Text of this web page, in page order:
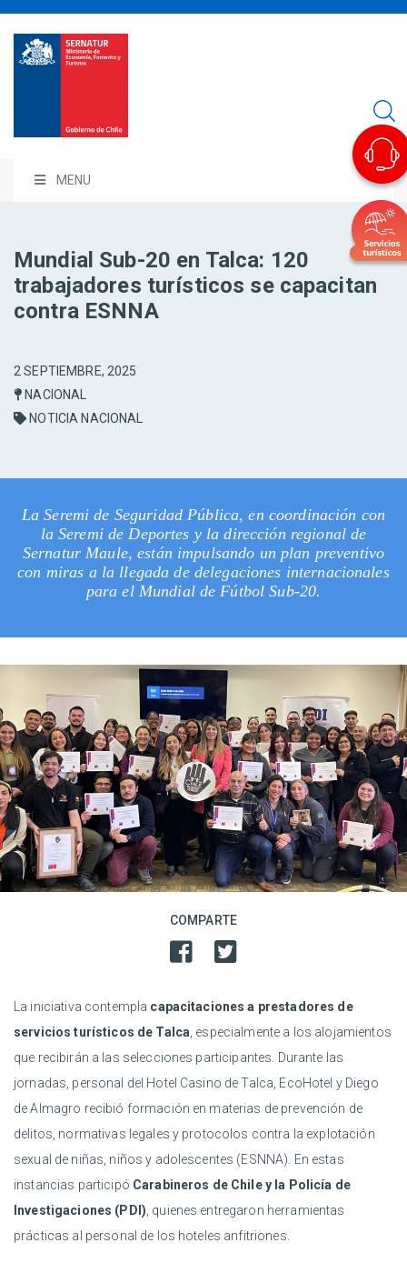
MENU
Mundial Sub-20 en Talca: 120
trabajadores turísticos se capacitan
contra ESNNA
2 SEPTIEMBRE, 2025
NACIONAL
NOTICIA NACIONAL
La Seremi de Seguridad Pública, en coordinación con
la Seremi de Deportes y la dirección regional de
Sernatur Maule, están impulsando un plan preventivo
con miras a la llegada de delegaciones internacionales
para el Mundial de Fútbol Sub-20.
COMPARTE
La iniciativa contempla capacitaciones a prestadores de
servicios turísticos de Talca , especialmente a los alojamientos
que recibirán a las selecciones participantes. Durante las
jornadas, personal del Hotel Casino de Talca, EcoHotel y Diego
de Almagro recibió formación en materias de prevención de
delitos, normativas legales y protocolos contra la explotación
sexual de niñas, niños y adolescentes (ESNNA). En estas
instancias participó Carabineros de Chile y la Policía de
Investigaciones (PDI) , quienes entregaron herramientas
prácticas al personal de los hoteles anfitriones.